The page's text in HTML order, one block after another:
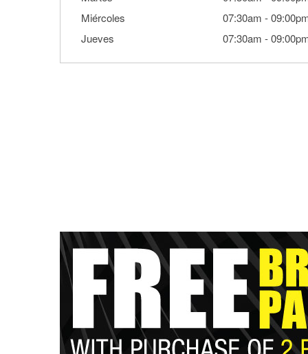
Miércoles
07:30am -
Jueves
07:30am -